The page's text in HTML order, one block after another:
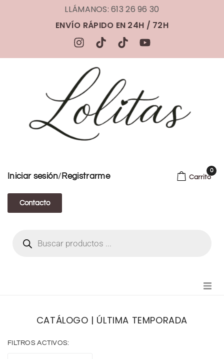
LLÁMANOS: 613 26 96 30
ENVÍO RÁPIDO EN 24H / 72H
Iniciar sesión/ Registrarme
Contacto
Carrito
0
CATÁLOGO | ÚLTIMA TEMPORADA
FILTROS ACTIVOS: